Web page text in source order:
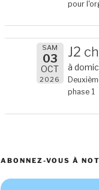
pour
SAM
03
OCT
2026
J2
à
phase 1
ABONNEZ-VOUS À